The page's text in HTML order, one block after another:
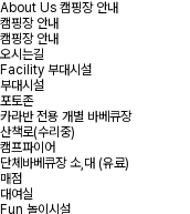
About Us 캠핑장 안내
캠핑장 안내
캠핑장 안내
오시는길
Facility 부대시설
부대시설
포토존
카라반 전용 개별 바베큐장
산책로(수리중)
캠프파이어
단체바베큐장 소,대 (유료)
매점
대여실
Fun 놀이시설